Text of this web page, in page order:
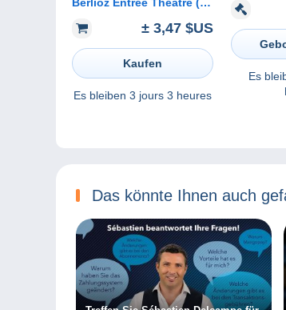
Berlioz Entrée Théatre (
± 3,47 $US
Kaufen
Es bleiben 3 jours 3 heures
Es
Das könnte Ihnen auch